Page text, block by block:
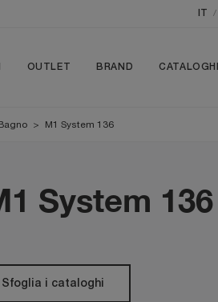
/
OUTLET BRAND CATALOGHI
> M1 System 136
System
Sfoglia i cataloghi